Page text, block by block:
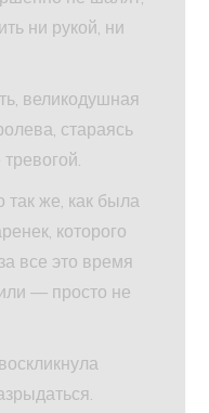
ни рукой, ни
великодушная
стараясь
же, как была
которого
все это время
— просто не